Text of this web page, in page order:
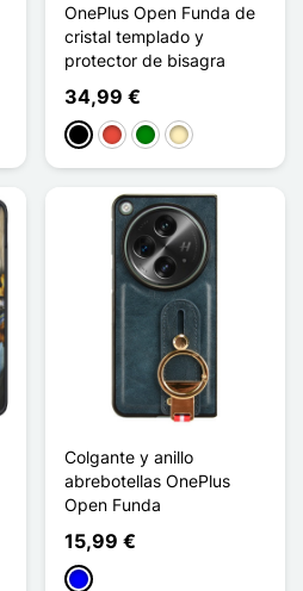
OnePlus Open Funda de
cristal templado y
protector de bisagra
34,99 €
NegroRojoVerdeOro
Colgante y anillo
abrebotellas OnePlus
Open Funda
15,99 €
Azul